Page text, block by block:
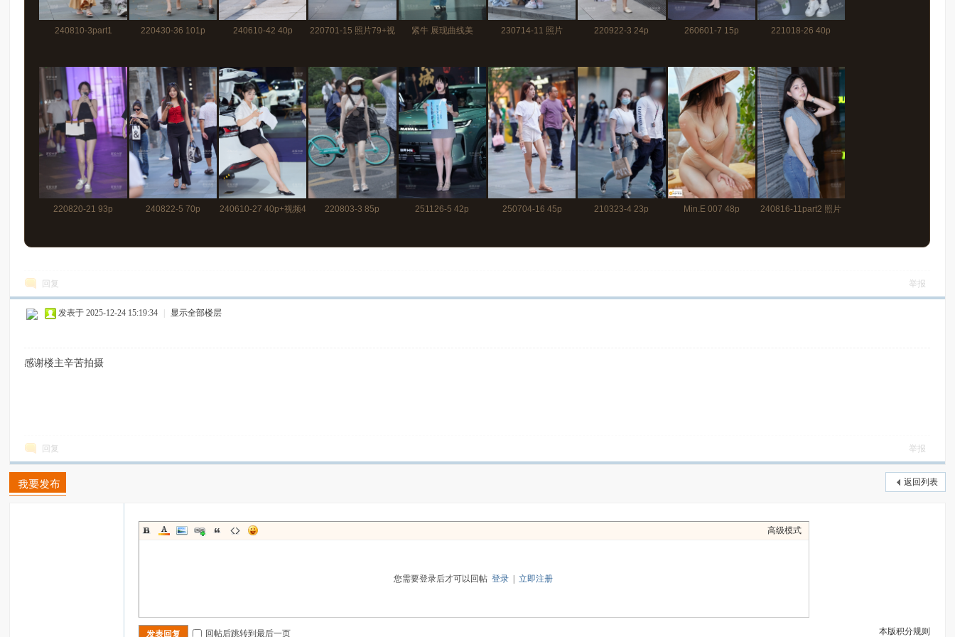
240810-3part1 220430-36 101p 240610-42 40p 220701-15 照片79+视 紧牛 展现曲线美 230714-11 照片 220922-3 24p 260601-7 15p 221018-26 40p
220820-21 93p 240822-5 70p 240610-27 40p+视频4 220803-3 85p 251126-5 42p 250704-16 45p 210323-4 23p Min.E 007 48p 240816-11part2 照片
回复 举报
发表于 2025-12-24 15:19:34 显示全部楼层
感谢楼主辛苦拍摄
回复 举报
返回列表
高级模式
您需要登录后才可以回帖 登录 立即注册
本版积分规则
发表回复 回帖后跳转到最后一页